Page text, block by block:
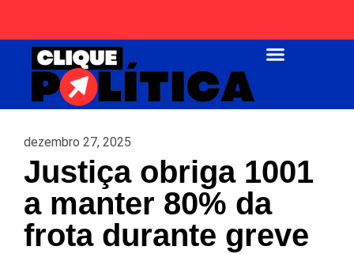
dezembro 27, 2025
Justiça obriga 1001
a manter 80% da
frota durante greve